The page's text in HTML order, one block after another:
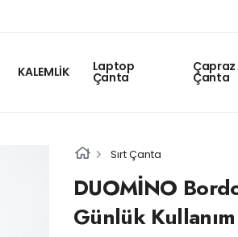
KALEMLİK Laptop
Çanta
Çapraz
Çanta
Sırt Çanta
DUOMİNO
Günlük